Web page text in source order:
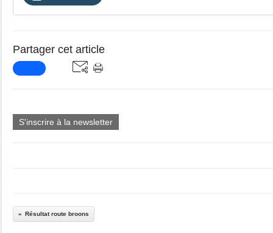
Partager cet article
S'inscrire à la newsletter
Résultat route broons